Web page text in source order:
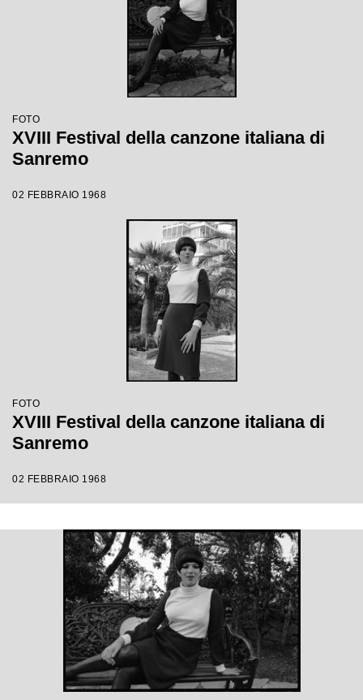
FOTO
XVIII Festival della canzone italiana di
Sanremo
02 FEBBRAIO 1968
FOTO
XVIII Festival della canzone italiana di
Sanremo
02 FEBBRAIO 1968